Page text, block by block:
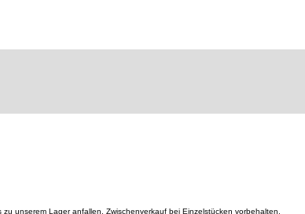
unserem Lager anfallen. Zwischenverkauf bei Einzelstücken vorbehalten.